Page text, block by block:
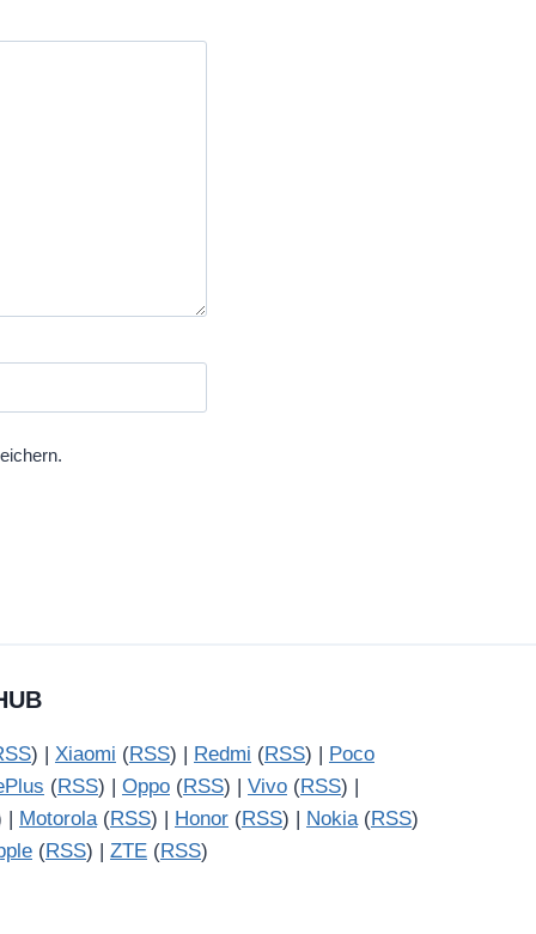
) | Xiaomi (RSS) | Redmi (RSS) | Poco
(RSS) | Oppo (RSS) | Vivo (RSS) |
| Motorola(RSS) | Honor (RSS) | Nokia(RSS)
(RSS) | ZTE (RSS)